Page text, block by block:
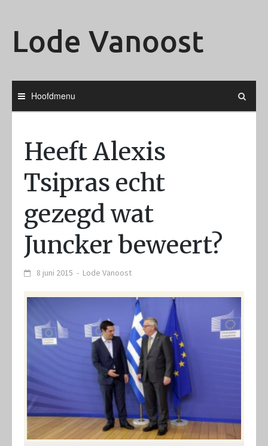
Lode Vanoost
Hoofdmenu
Heeft Alexis
Tsipras echt
gezegd wat
Juncker beweert?
8 juni 2015 - Lode Vanoost